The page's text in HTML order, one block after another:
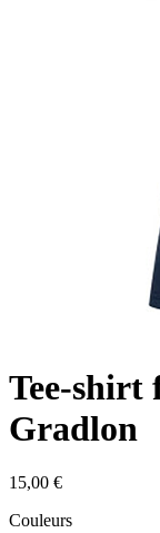
Tee-shirt
Gradlon
15,00 €
Couleurs